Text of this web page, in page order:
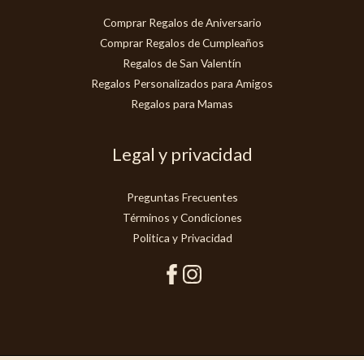
Comprar Regalos de Aniversario
Comprar Regalos de Cumpleaños
Regalos de San Valentín
Regalos Personalizados para Amigos
Regalos para Mamas
Legal y privacidad
Preguntas Frecuentes
Términos y Condiciones
Politica y Privacidad